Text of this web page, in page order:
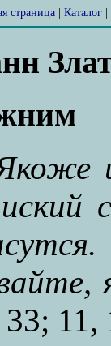
страница Каталог
33; 11,